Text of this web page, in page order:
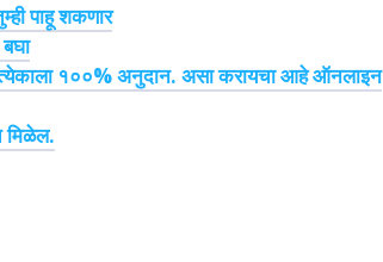
पाहू शकणार
१००% अनुदान. असा करायचा आहे ऑनलाइन
मिळेल.